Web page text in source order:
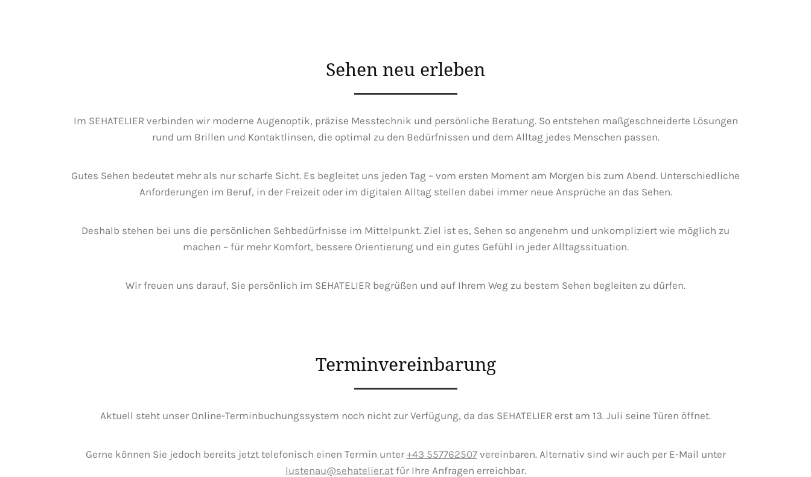
Sehen neu erleben
Im SEHATELIER verbinden wir moderne Augenoptik, präzise Messtechnik und persönliche Beratung. So entstehen maßgeschneiderte Lösungen
rund um Brillen und Kontaktlinsen, die optimal zu den Bedürfnissen und dem Alltag jedes Menschen passen.
Gutes Sehen bedeutet mehr als nur scharfe Sicht. Es begleitet uns jeden Tag – vom ersten Moment am Morgen bis zum Abend. Unterschiedliche
Anforderungen im Beruf, in der Freizeit oder im digitalen Alltag stellen dabei immer neue Ansprüche an das Sehen.
Deshalb stehen bei uns die persönlichen Sehbedürfnisse im Mittelpunkt. Ziel ist es, Sehen so angenehm und unkompliziert wie möglich zu
machen – für mehr Komfort, bessere Orientierung und ein gutes Gefühl in jeder Alltagssituation.
Wir freuen uns darauf, Sie persönlich im SEHATELIER begrüßen und auf Ihrem Weg zu bestem Sehen begleiten zu dürfen.
Terminvereinbarung
Aktuell steht unser Online-Terminbuchungssystem noch nicht zur Verfügung, da das SEHATELIER erst am 13. Juli seine Türen öffnet.
Gerne können Sie jedoch bereits jetzt telefonisch einen Termin unter +43 557762507vereinbaren. Alternativ sind wir auch per E-Mail unter
lustenau@sehatelier.atfür Ihre Anfragen erreichbar.